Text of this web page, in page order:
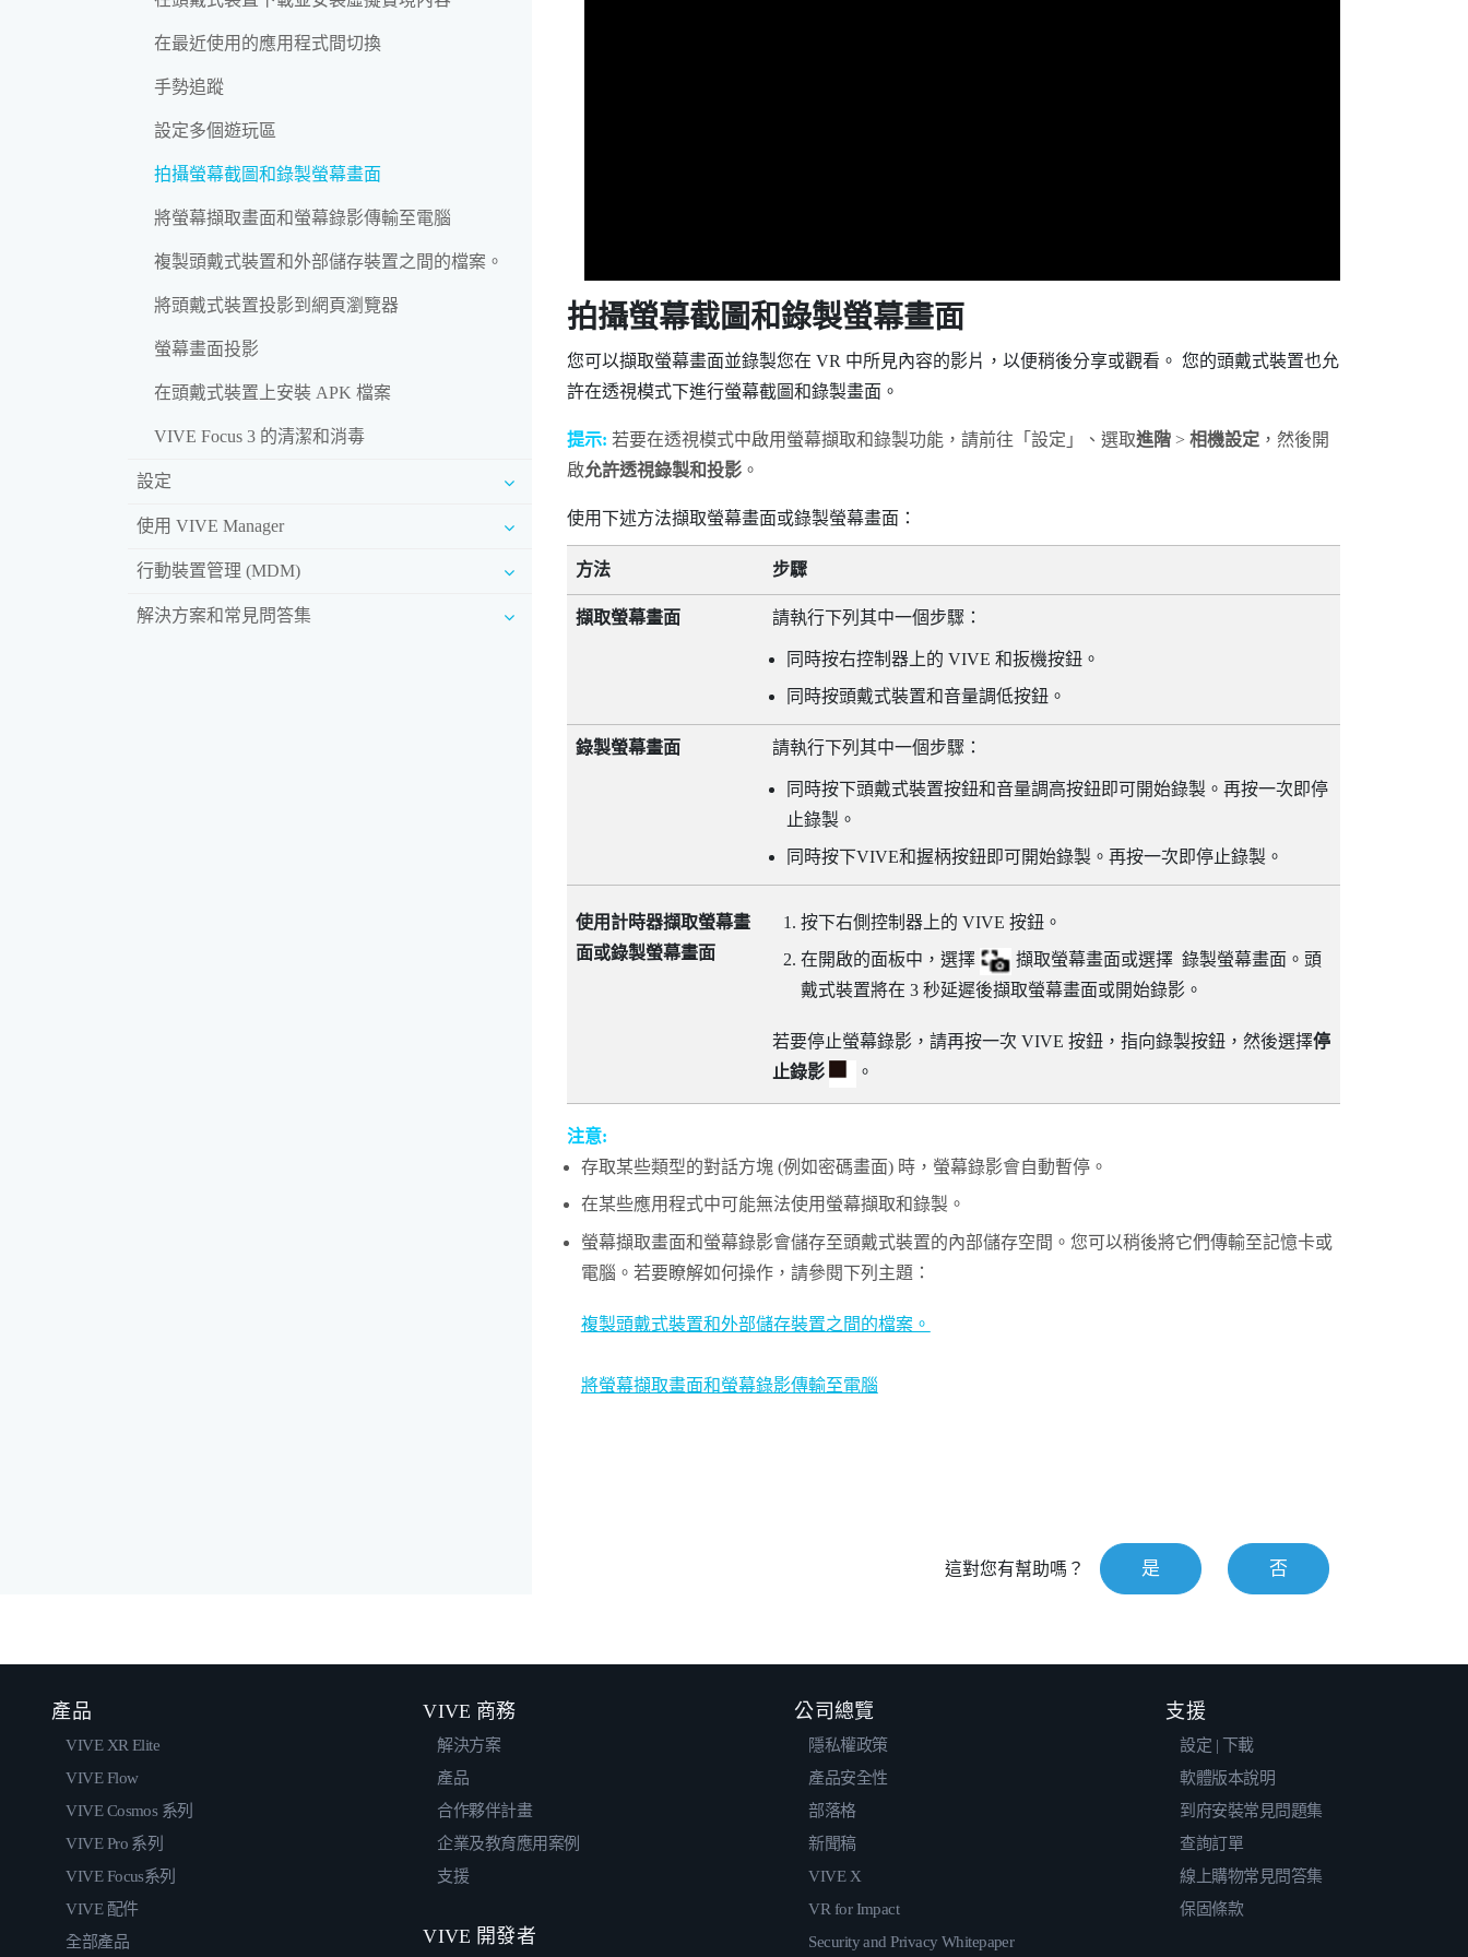
在最近使用的應用程式間切換
手勢追蹤
設定多個遊玩區
拍攝螢幕截圖和錄製螢幕畫面
將螢幕擷取畫面和螢幕錄影傳輸至電腦
複製頭戴式裝置和外部儲存裝置之間的檔案。
將頭戴式裝置投影到網頁瀏覽器
螢幕畫面投影
在頭戴式裝置上安裝 APK 檔案
VIVE Focus 3 的清潔和消毒
設定
使用 VIVE Manager
行動裝置管理 (MDM)
解決方案和常見問答集
拍攝螢幕截圖和錄製螢幕畫面
您可以擷取螢幕畫面並錄製您在 VR 中所見內容的影片，以便稍後分享或觀看。 您的頭戴式裝置也允
許在透視模式下進行螢幕截圖和錄製畫面。
提示: 若要在透視模式中啟用螢幕擷取和錄製功能，請前往「設定」、選取進階> 相機設定，然後開
啟允許透視錄製和投影。
使用下述方法擷取螢幕畫面或錄製螢幕畫面：
方法 步驟
擷取螢幕畫面 請執行下列其中一個步驟：
同時按右控制器上的 VIVE 和扳機按鈕。
同時按頭戴式裝置和音量調低按鈕。
錄製螢幕畫面 請執行下列其中一個步驟：
同時按下頭戴式裝置按鈕和音量調高按鈕即可開始錄製。再按一次即停
止錄製。
同時按下VIVE和握柄按鈕即可開始錄製。再按一次即停止錄製。
使用計時器擷取螢幕畫
面或錄製螢幕畫面
按下右側控制器上的 VIVE 按鈕。
在開啟的面板中，選擇 擷取螢幕畫面或選擇 錄製螢幕畫面。頭
戴式裝置將在 3 秒延遲後擷取螢幕畫面或開始錄影。
若要停止螢幕錄影，請再按一次 VIVE 按鈕，指向錄製按鈕，然後選擇停
止錄影
。
注意:
存取某些類型的對話方塊 (例如密碼畫面) 時，螢幕錄影會自動暫停。
在某些應用程式中可能無法使用螢幕擷取和錄製。
螢幕擷取畫面和螢幕錄影會儲存至頭戴式裝置的內部儲存空間。您可以稍後將它們傳輸至記憶卡或
電腦。若要瞭解如何操作，請參閱下列主題：
複製頭戴式裝置和外部儲存裝置之間的檔案。
將螢幕擷取畫面和螢幕錄影傳輸至電腦
這對您有幫助嗎？ 是 否
產品
VIVE XR Elite
VIVE Flow
VIVE Cosmos 系列
VIVE Pro 系列
VIVE Focus系列
VIVE 配件
全部產品
VIVE 商務
解決方案
產品
合作夥伴計畫
企業及教育應用案例
支援
VIVE 開發者
公司總覽
隱私權政策
產品安全性
部落格
新聞稿
VIVE X
VR for Impact
Security and Privacy Whitepaper
支援
設定 | 下載
軟體版本說明
到府安裝常見問題集
查詢訂單
線上購物常見問答集
保固條款